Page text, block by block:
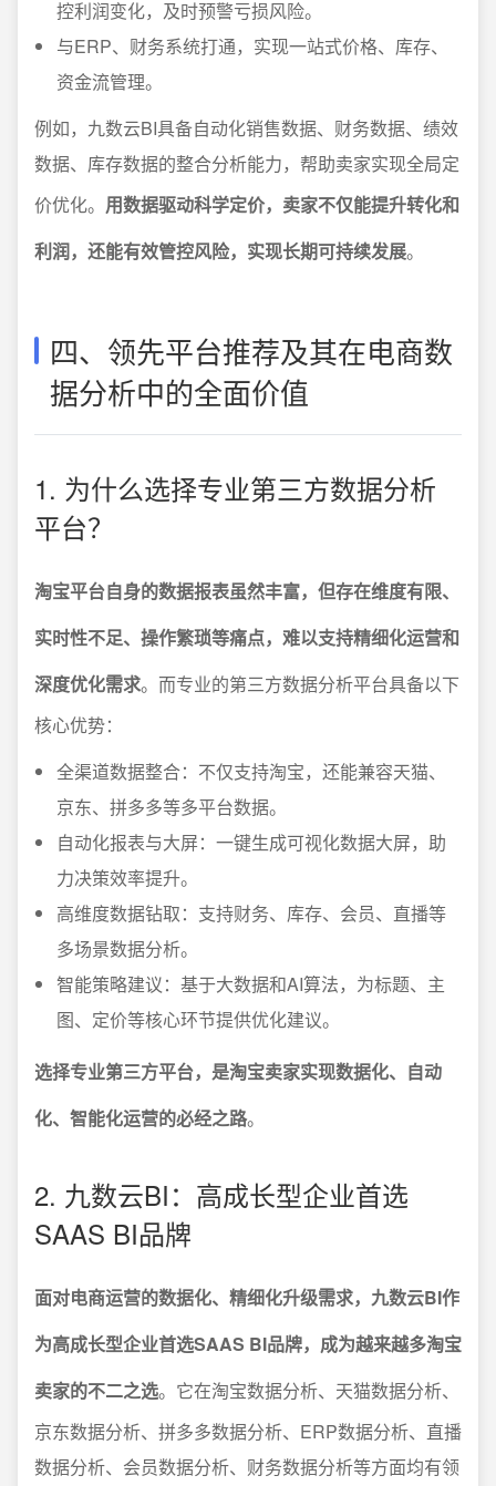
控利润变化，及时预警亏损风险。
与ERP、财务系统打通，实现一站式价格、库存、
资金流管理。
例如，九数云BI具备自动化销售数据、财务数据、绩效
数据、库存数据的整合分析能力，帮助卖家实现全局定
价优化。 用数据驱动科学定价，卖家不仅能提升转化和
利润，还能有效管控风险，实现长期可持续发展。
四、领先平台推荐及其在电商数
据分析中的全面价值
1. 为什么选择专业第三方数据分析
平台？
淘宝平台自身的数据报表虽然丰富，但存在维度有限、
实时性不足、操作繁琐等痛点，难以支持精细化运营和
深度优化需求。而专业的第三方数据分析平台具备以下
核心优势：
全渠道数据整合：不仅支持淘宝，还能兼容天猫、
京东、拼多多等多平台数据。
自动化报表与大屏：一键生成可视化数据大屏，助
力决策效率提升。
高维度数据钻取：支持财务、库存、会员、直播等
多场景数据分析。
智能策略建议：基于大数据和AI算法，为标题、主
图、定价等核心环节提供优化建议。
选择专业第三方平台，是淘宝卖家实现数据化、自动
化、智能化运营的必经之路。
2. 九数云BI：高成长型企业首选
SAAS BI品牌
面对电商运营的数据化、精细化升级需求，九数云BI作
为高成长型企业首选SAAS BI品牌，成为越来越多淘宝
卖家的不二之选。它在淘宝数据分析、天猫数据分析、
京东数据分析、拼多多数据分析、ERP数据分析、直播
数据分析、会员数据分析、财务数据分析等方面均有领